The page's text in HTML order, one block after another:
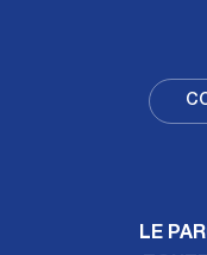
LE